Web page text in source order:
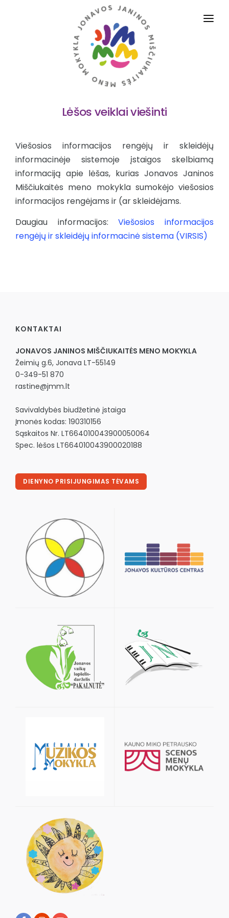
ADMINISTRACINĖ INFORMACIJA
STRUKTŪRA IR KONTAKTAI
PASLAUGOS
D.U.K.
Lėšos veiklai viešinti
Viešosios informacijos rengėjų ir skleidėjų
informacinėje sistemoje įstaigos skelbiamą
informaciją apie lėšas, kurias Jonavos Janinos
Miščiukaitės meno mokykla sumokėjo viešosios
informacijos rengėjams ir (ar skleidėjams.
Daugiau informacijos:Viešosios informacijos
rengėjų ir skleidėjų informacinė sistema (VIRSIS)
KONTAKTAI
JONAVOS JANINOS MIŠČIUKAITĖS MENO MOKYKLA
Žeimių g.6, Jonava LT-55149
0-349-51 870
rastine@jmm.lt
Savivaldybės biudžetinė įstaiga
Įmonės kodas: 190310156
Sąskaitos Nr. LT664010043900050064
Spec. lėšos LT664010043900020188
DIENYNO PRISIJUNGIMAS TĖVAMS